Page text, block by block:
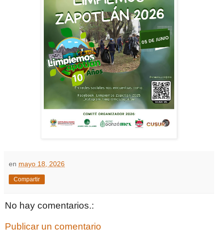
en mayo 18, 2026
Compartir
No hay comentarios.:
Publicar un comentario